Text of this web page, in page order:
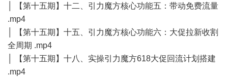
│ 【第十五期】十二、引力魔方核心功能五：带动免费流量
.mp4
│ 【第十五期】十五、引力魔方核心功能六：大促拉新收割
全周期 .mp4
│ 【第十五期】十八、实操引力魔方618大促回流计划搭建
.mp4